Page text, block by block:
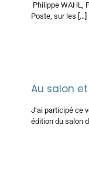
Philippe WAHL,
Poste, sur les […]
Au salon et
J’ai participé ce
édition du salon